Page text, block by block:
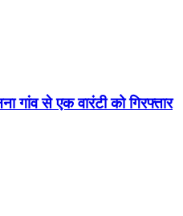
गांव से एक वारंटी को गिरफ्तार